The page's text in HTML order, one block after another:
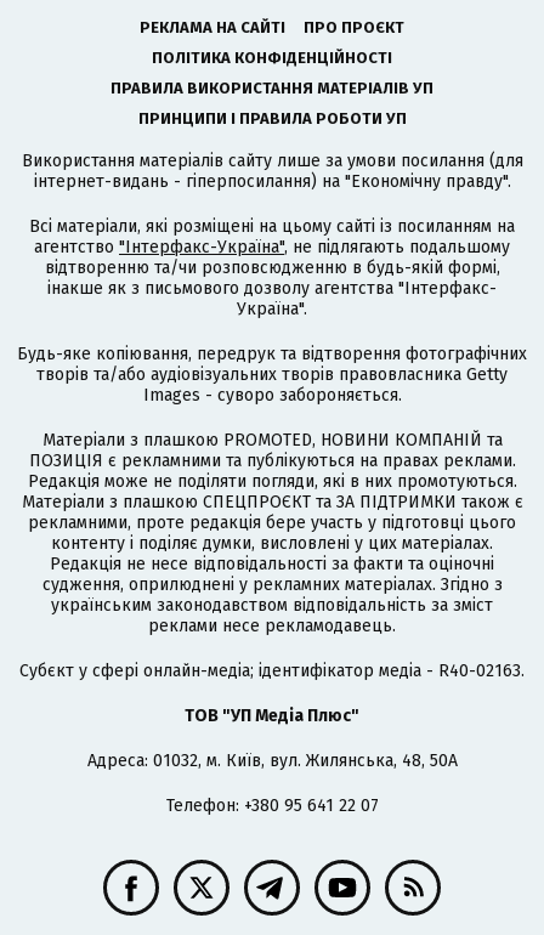
РЕКЛАМА НА САЙТІ
ПРО ПРОЄКТ
ПОЛІТИКА КОНФІДЕНЦІЙНОСТІ
ПРАВИЛА ВИКОРИСТАННЯ МАТЕРІАЛІВ УП
ПРИНЦИПИ І ПРАВИЛА РОБОТИ УП
Використання матеріалів сайту лише за умови посилання (для
інтернет-видань - гіперпосилання) на "Економічну правду".
Всі матеріали, які розміщені на цьому сайті із посиланням на
агентство "Інтерфакс-Україна", не підлягають подальшому
відтворенню та/чи розповсюдженню в будь-якій формі,
інакше як з письмового дозволу агентства "Інтерфакс-
Україна".
Будь-яке копіювання, передрук та відтворення фотографічних
творів та/або аудіовізуальних творів правовласника Getty
Images - суворо забороняється.
Матеріали з плашкою PROMOTED, НОВИНИ КОМПАНІЙ та
ПОЗИЦІЯ є рекламними та публікуються на правах реклами.
Редакція може не поділяти погляди, які в них промотуються.
Матеріали з плашкою СПЕЦПРОЄКТ та ЗА ПІДТРИМКИ також є
рекламними, проте редакція бере участь у підготовці цього
контенту і поділяє думки, висловлені у цих матеріалах.
Редакція не несе відповідальності за факти та оціночні
судження, оприлюднені у рекламних матеріалах. Згідно з
українським законодавством відповідальність за зміст
реклами несе рекламодавець.
Cубєкт у сфері онлайн-медіа; ідентифікатор медіа - R40-02163.
ТОВ "УП Медіа Плюс"
Адреса: 01032, м. Київ, вул. Жилянська, 48, 50А
Телефон: +380 95 641 22 07